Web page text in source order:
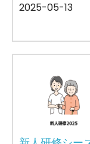
2025-05-13